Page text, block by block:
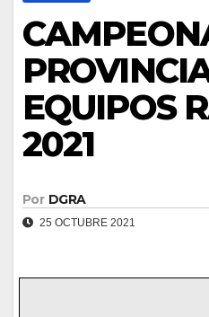
EQUIPOS
2021
Por DGRA
25 OCTUBRE 2021